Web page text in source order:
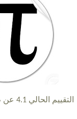
التقييم الحالي 4.1 عن طريق 46 أشخاص